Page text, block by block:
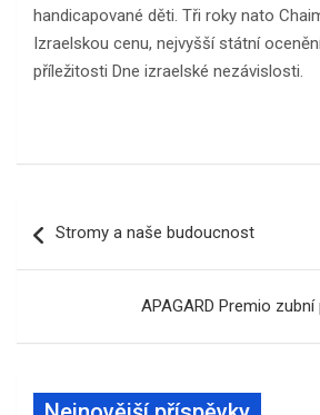
handicapované děti. Tři roky nato
Izraelskou cenu, nejvyšší státní
příležitosti Dne izraelské nezávislosti.
proStromy a naše budoucnost
APAGARD Premio